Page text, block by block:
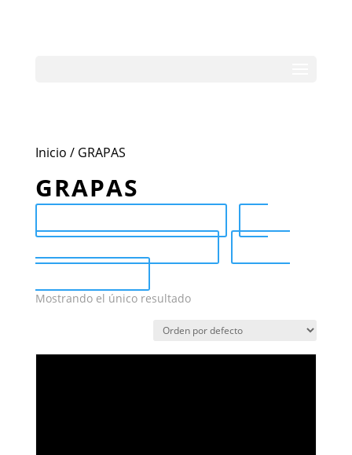
Inicio / GRAPAS
GRAPAS
Mostrando el único resultado